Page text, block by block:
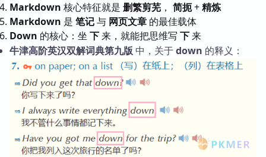
Markdown 核心特征就是 删繁剪芜 ， 简扼+精炼
Markdown 是 笔记与 网页文章 的最佳载体
Down 的核心：坐 下来，就能把思维写 下来
牛津高阶英汉双解词典第九版 中，关于down 的释义：